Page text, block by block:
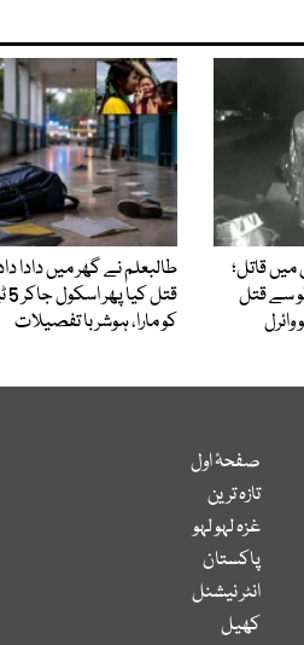
قاتل؛
سے قتل
طالبعلم نے گھر میں دادا
کو مارا، ہوشربا تفصیلات
صفحۂ اول
تازہ ترین
غزہ لہو لہو
پاکستان
انٹر نیشنل
کھیل